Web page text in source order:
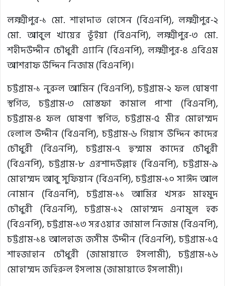
লক্ষ্মীপুর-১ মো. শাহাদাত হোসেন (বিএনপি), লক্ষ্মীপুর-২
মো. আবুল খায়ের ভূঁইয়া (বিএনপি), লক্ষ্মীপুর-৩ মো.
শহীদউদ্দীন চৌধুরী এ্যানি (বিএনপি), লক্ষ্মীপুর-৪ এবিএম
আশরাফ উদ্দিন নিজাম (বিএনপি)।
চট্টগ্রাম-১ নুরুল আমিন (বিএনপি), চট্টগ্রাম-২ ফল ঘোষণা
স্থগিত, চট্টগ্রাম-৩ মোস্তফা কামাল পাশা (বিএনপি),
চট্টগ্রাম-৪ ফল ঘোষণা স্থগিত, চট্টগ্রাম-৫ মীর মোহাম্মদ
হেলাল উদ্দীন (বিএনপি), চট্টগ্রাম-৬ গিয়াস উদ্দিন কাদের
চৌধুরী (বিএনপি), চট্টগ্রাম-৭ হুম্মাম কাদের চৌধুরী
(বিএনপি), চট্টগ্রাম-৮ এরশাদউল্লাহ (বিএনপি), চট্টগ্রাম-৯
মোহাম্মদ আবু সুফিয়ান (বিএনপি), চট্টগ্রাম-১০ সাঈদ আল
নোমান (বিএনপি), চট্টগ্রাম-১১ আমির খসরু মাহমুদ
চৌধুরী (বিএনপি), চট্টগ্রাম-১২ মোহাম্মদ এনামুল হক
(বিএনপি), চট্টগ্রাম-১৩ সরওয়ার জামাল নিজাম (বিএনপি),
চট্টগ্রাম-১৪ আলহাজ জসীম উদ্দীন (বিএনপি), চট্টগ্রাম-১৫
শাহজাহান চৌধুরী (জামায়াতে ইসলামী), চট্টগ্রাম-১৬
মোহাম্মদ জহিরুল ইসলাম (জামায়াতে ইসলামী)।